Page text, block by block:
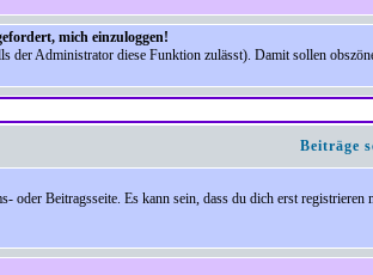
mich einzuloggen!
Administrator diese Funktion zulässt). Damit sollen
Beiträge
oder Beitragsseite. Es kann sein, dass du dich erst